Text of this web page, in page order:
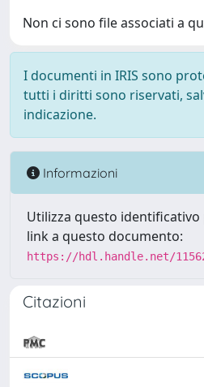
Non ci sono file associati a
I documenti in IRIS sono
tutti i diritti sono riservati,
indicazione.
Informazioni
Utilizza questo
link a questo documento:
https://hdl.handle.net/
Citazioni